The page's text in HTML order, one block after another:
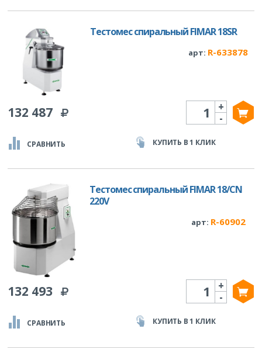
Тестомес спиральный FIMAR 18SR
арт: R-633878
132 487 Количество
-
+
СРАВНИТЬ КУПИТЬ В 1 КЛИК
Тестомес спиральный FIMAR 18/CN
220V
арт: R-60902
132 493 Количество
-
+
СРАВНИТЬ КУПИТЬ В 1 КЛИК